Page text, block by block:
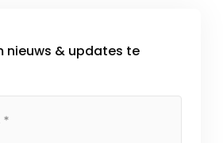
nieuws & updates te